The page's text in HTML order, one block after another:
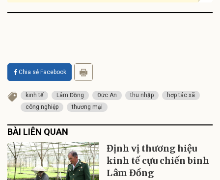
Chia sẻ Facebook
kinh tế Lâm Đồng Đức An thu nhập
hợp tác xã
công nghiệp
thương mại
BÀI LIÊN QUAN
Định vị thương hiệu
kinh tế cựu chiến binh
Lâm Đồng